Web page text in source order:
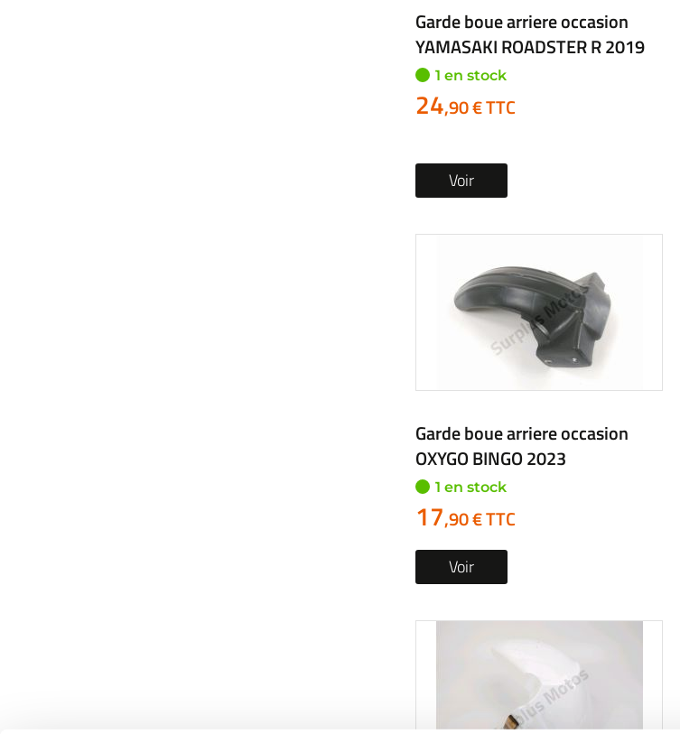
Garde boue arriere occasion
YAMASAKI ROADSTER R 2019
1 en stock
24,90 € TTC
Voir
Garde boue arriere occasion
OXYGO BINGO 2023
1 en stock
17,90 € TTC
Voir